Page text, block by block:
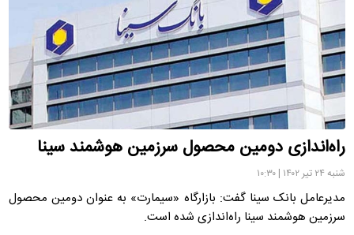
راه‌اندازی دومین محصول سرزمین هوشمند سینا
شنبه ۲۴ تیر ۱۴۰۲ | ۱۰:۳۰
مدیرعامل بانک سینا گفت: بازارگاه «سیمارت» به عنوان دومین محصول
سرزمین هوشمند سینا راه‌اندازی شده است.